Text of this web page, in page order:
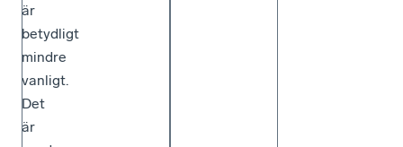
är
betydligt
mindre
vanligt.
Det
är